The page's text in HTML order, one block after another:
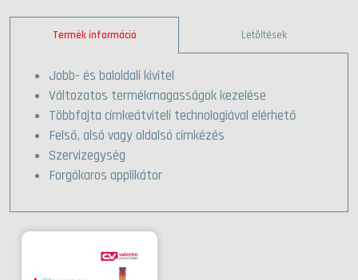
Termék információ Letöltések
Jobb- és baloldali kivitel
Változatos termékmagasságok kezelése
Többfajta címkeátviteli technologiával elérhető
Felső, alsó vagy oldalsó címkézés
Szervizegység
Forgókaros applikátor